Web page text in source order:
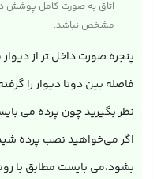
اتاق به صورت کامل پوشش
مشخص نباشد.
پنجره صورت داخل تر از
فاصله بین دوتا دیوار را
نظر بگیرید چون پرده می
اگر می‌خواهید نصب پرده شید
بشود،می بایست مطابق با